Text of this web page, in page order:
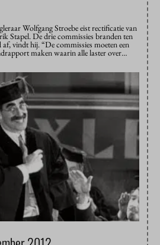
Wolfgang Stroebe eist rectificatie van
Stapel. De drie commissies branden ten
af, vindt hij. “De commissies moeten een
maken waarin alle laster over…